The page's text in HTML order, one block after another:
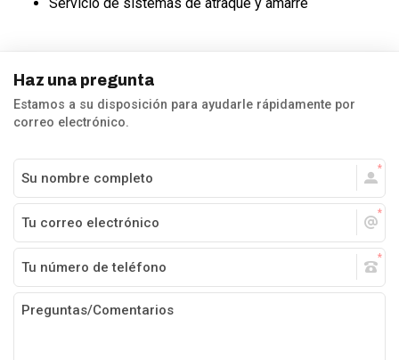
Haz una pregunta
Estamos a su disposición para ayudarle rápidamente por
correo electrónico.